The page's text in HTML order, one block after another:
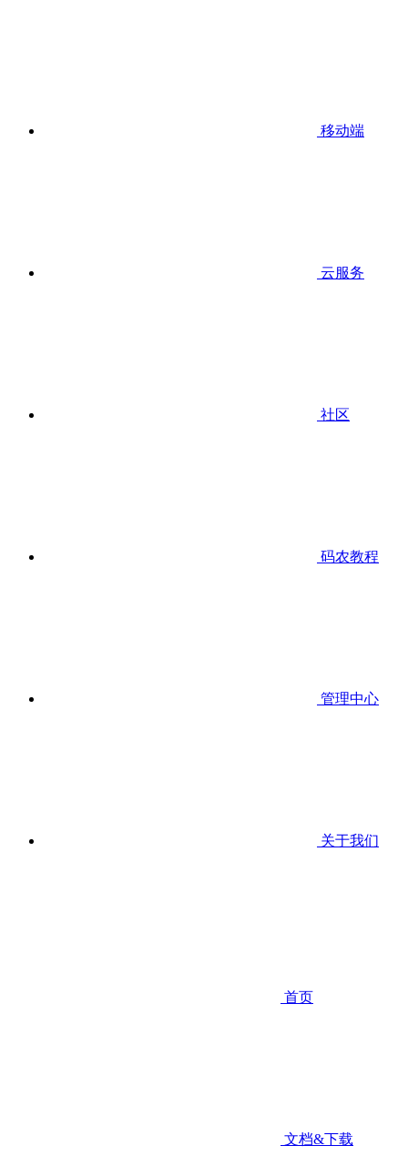
移动端
云服务
社区
码农教程
管理中心
关于我们
首页
文档&下载